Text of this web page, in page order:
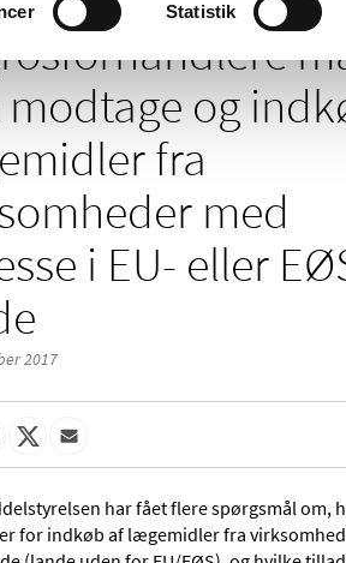
Statistik
og
fra
med
i EU- eller
2017
har fået flere spørgsmål om,
for indkøb af lægemidler fra